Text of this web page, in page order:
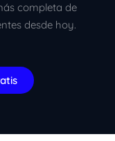
completa de
desde hoy.